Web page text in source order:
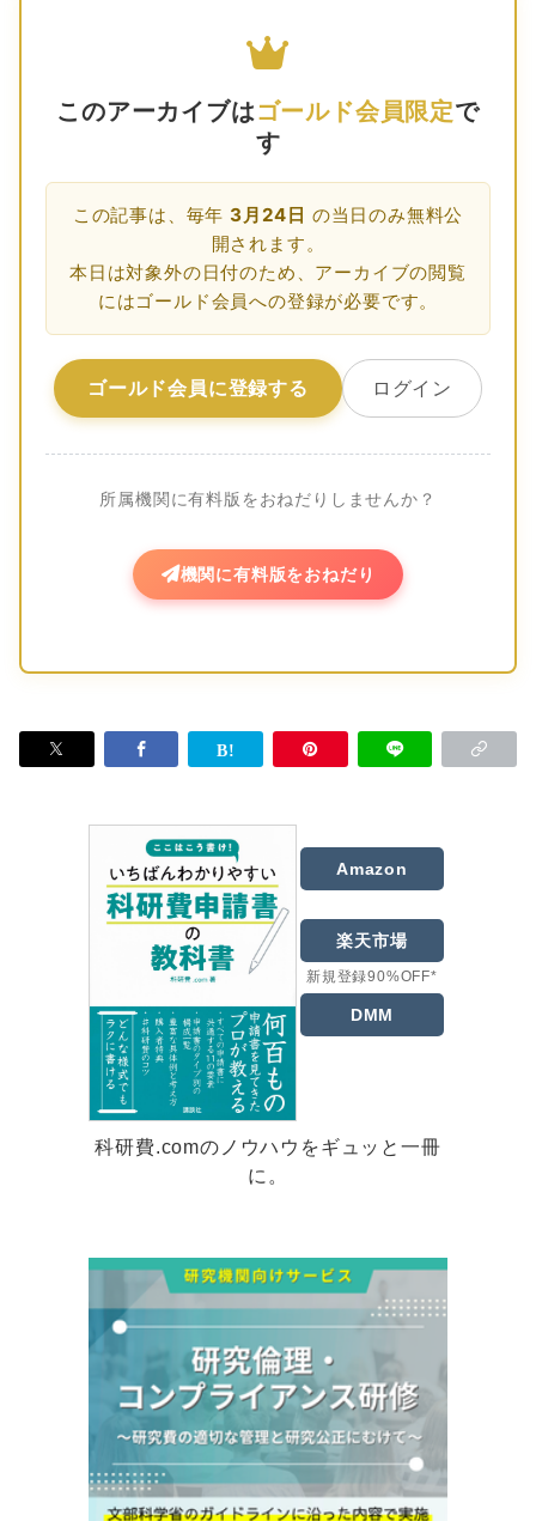
このアーカイブはゴールド会員限定で
す
この記事は、毎年 3月24日 の当日のみ無料公
開されます。
本日は対象外の日付のため、アーカイブの閲覧
にはゴールド会員への登録が必要です。
ゴールド会員に登録する ログイン
所属機関に有料版をおねだりしませんか？
機関に有料版をおねだり
Amazon
楽天市場
新規登録90%OFF*
DMM
科研費.comのノウハウをギュッと一冊
に。